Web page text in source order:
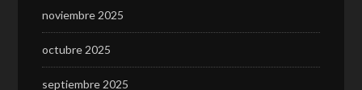
noviembre 2025
octubre 2025
septiembre 2025